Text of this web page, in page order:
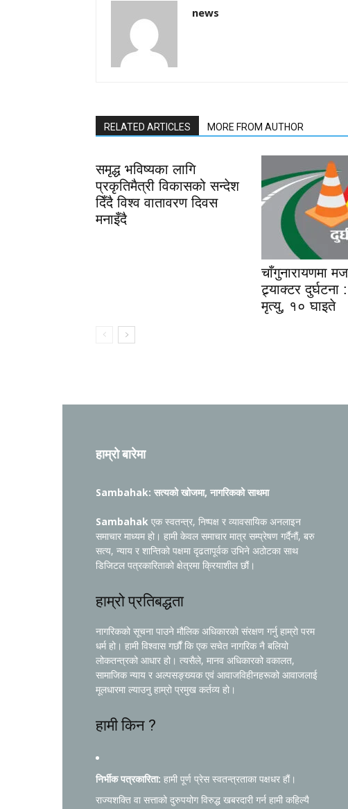
news
RELATED ARTICLES MORE FROM AUTHOR
समृद्ध भविष्यका लागि
प्रकृतिमैत्री विकासको सन्देश
दिँदै विश्व वातावरण दिवस
मनाइँदै
चाँगुनारायणमा
ट्र्याक्टर
मृत्यु, १० घाइते
हाम्रो बारेमा
Sambahak: सत्यको खोजमा, नागरिकको साथमा
Sambahak एक स्वतन्त्र, निष्पक्ष र व्यावसायिक अनलाइन
समाचार माध्यम हो। हामी केवल समाचार मात्र सम्प्रेषण गर्दैनौं, बरु
सत्य, न्याय र शान्तिको पक्षमा दृढतापूर्वक उभिने अठोटका साथ
डिजिटल पत्रकारिताको क्षेत्रमा क्रियाशील छौं।
हाम्रो प्रतिबद्धता
नागरिकको सूचना पाउने मौलिक अधिकारको संरक्षण गर्नु हाम्रो परम
धर्म हो। हामी विश्वास गर्छौं कि एक सचेत नागरिक नै बलियो
लोकतन्त्रको आधार हो। त्यसैले, मानव अधिकारको वकालत,
सामाजिक न्याय र अल्पसङ्ख्यक एवं आवाजविहीनहरूको आवाजलाई
मूलधारमा ल्याउनु हाम्रो प्रमुख कर्तव्य हो।
हामी किन ?
निर्भीक पत्रकारिता: हामी पूर्ण प्रेस स्वतन्त्रताका पक्षधर हौं।
राज्यशक्ति वा सत्ताको दुरुपयोग विरुद्ध खबरदारी गर्न हामी कहिल्यै